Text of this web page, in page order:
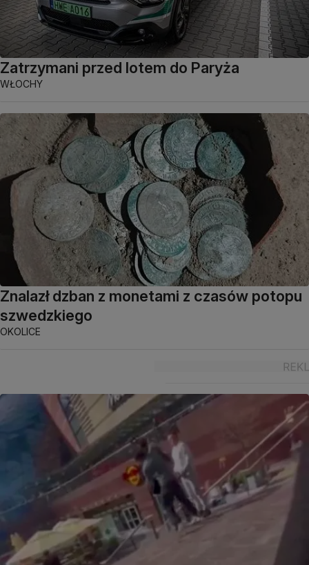
Zatrzymani przed lotem do Paryża
WŁOCHY
Znalazł dzban z monetami z czasów potopu
szwedzkiego
OKOLICE